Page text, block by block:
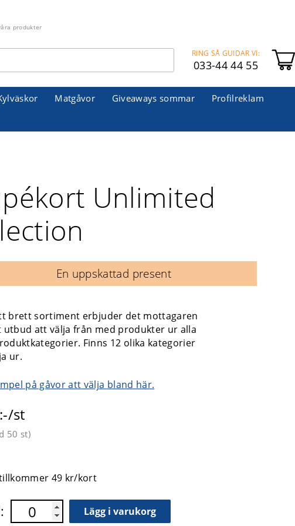
produkter
RING SÅ GUIDAR VI:
033-44 44 55
Matgåvor Giveaways sommar
Profilreklam
Unlimited
En uppskattad present
brett sortiment erbjuder det mottagaren
utbud att välja från med produkter ur alla
Finns 12 olika kategorier
ur.
på gåvor att välja bland här.
st
50 st)
49 kr/kort
Lägg i varukorg